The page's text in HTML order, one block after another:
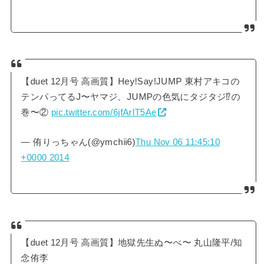
【duet 12月号 高画質】Hey!Say!JUMP 東村アキコの
テンパってるJ〜ヤマジ、JUMPの色気にタジタジ⁉︎の
巻〜② pic.twitter.com/6jfArIT5Ae
— 侑りっちゃん(@ymchii6)Thu Nov 06 11:45:10
+0000 2014
【duet 12月号 高画質】地獄先生ぬ〜べ〜 丸山隆平/知
念侑李